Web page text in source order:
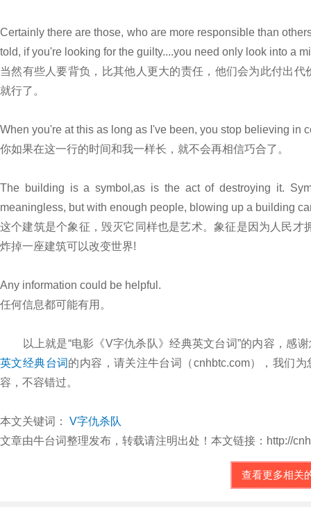
Certainly there are those, who are more responsible than
told, if you're looking for the guilty....you need only look into a
当然有些人要背负，比其他人更大的责任，他们会为此付出
就行了。
When you're at this as long as I've been, you stop believing in
你如果在这一行的时间和我一样长，就不会再相信巧合了。
The building is a symbol,as is the act of destroying it.
meaningless, but with enough people, blowing up a building
这个建筑是个象征，毁灭它同样也是艺术。象征是因为人民
炸掉一座建筑可以改变世界!
Any information could be helpful.
任何信息都可能有用。
以上就是“电影《V字仇杀队》经典英文台词”的内容，感
英文经典台词的内容，请关注牛台词（cnhbtc.com），我们
容，不容错过。
本文关键词： V字仇杀队
文章由牛台词整理发布，转载请注明出处！本文链接：http://
查看更多相关